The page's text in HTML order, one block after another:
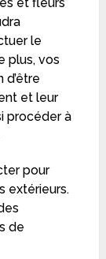
le
plus, vos
et leur
procéder à
pour
extérieurs.
de